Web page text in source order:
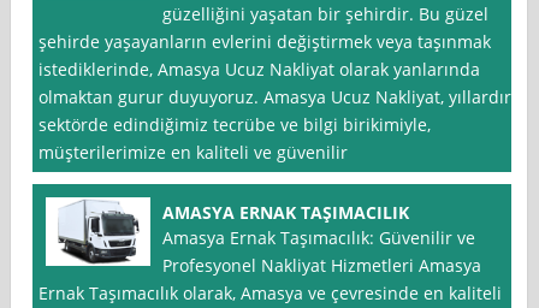
güzelliğini yaşatan bir şehirdir. Bu güzel
şehirde yaşayanların evlerini değiştirmek veya taşınmak
istediklerinde, Amasya Ucuz Nakliyat olarak yanlarında
olmaktan gurur duyuyoruz. Amasya Ucuz Nakliyat, yıllardır
sektörde edindiğimiz tecrübe ve bilgi birikimiyle,
müşterilerimize en kaliteli ve güvenilir
AMASYA ERNAK TAŞIMACILIK
Amasya Ernak Taşımacılık: Güvenilir ve
Profesyonel Nakliyat Hizmetleri Amasya
Ernak Taşımacılık olarak, Amasya ve çevresinde en kaliteli